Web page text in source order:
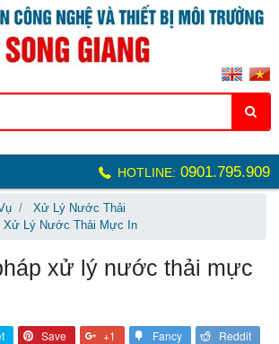
HOTLINE: 0901.795.909
Xử Lý Nước Thải
Xử Lý Nước Thải Mực In
xử lý nước thải mực
Save +1 Fancy
Reddit